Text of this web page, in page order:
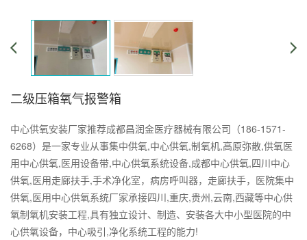
二级压箱氧气报警箱
中心供氧安装厂家推荐成都昌润金医疗器械有限公司（186-1571-
6268）是一家专业从事集中供氧,中心供氧,制氧机,高原弥散,供氧医
用中心供氧,医用设备带,中心供氧系统设备,成都中心供氧,四川中心
供氧,医用走廊扶手,手术净化室，病房呼叫器，走廊扶手，医院集中
供氧,医用中心供氧系统厂家承接四川,重庆,贵州,云南,西藏等中心供
氧制氧机安装工程,具有独立设计、制造、安装各大中小型医院的中
心供氧设备，中心吸引,净化系统工程的能力!